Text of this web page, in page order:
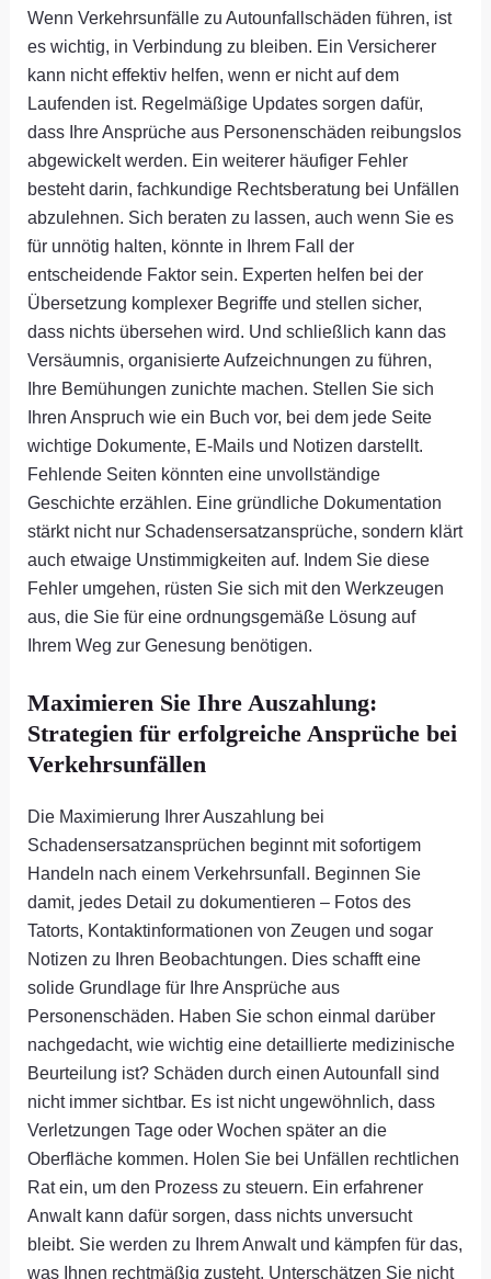
Wenn Verkehrsunfälle zu Autounfallschäden führen, ist
es wichtig, in Verbindung zu bleiben. Ein Versicherer
kann nicht effektiv helfen, wenn er nicht auf dem
Laufenden ist. Regelmäßige Updates sorgen dafür,
dass Ihre Ansprüche aus Personenschäden reibungslos
abgewickelt werden. Ein weiterer häufiger Fehler
besteht darin, fachkundige Rechtsberatung bei Unfällen
abzulehnen. Sich beraten zu lassen, auch wenn Sie es
für unnötig halten, könnte in Ihrem Fall der
entscheidende Faktor sein. Experten helfen bei der
Übersetzung komplexer Begriffe und stellen sicher,
dass nichts übersehen wird. Und schließlich kann das
Versäumnis, organisierte Aufzeichnungen zu führen,
Ihre Bemühungen zunichte machen. Stellen Sie sich
Ihren Anspruch wie ein Buch vor, bei dem jede Seite
wichtige Dokumente, E-Mails und Notizen darstellt.
Fehlende Seiten könnten eine unvollständige
Geschichte erzählen. Eine gründliche Dokumentation
stärkt nicht nur Schadensersatzansprüche, sondern klärt
auch etwaige Unstimmigkeiten auf. Indem Sie diese
Fehler umgehen, rüsten Sie sich mit den Werkzeugen
aus, die Sie für eine ordnungsgemäße Lösung auf
Ihrem Weg zur Genesung benötigen.
Maximieren Sie Ihre Auszahlung:
Strategien für erfolgreiche Ansprüche bei
Verkehrsunfällen
Die Maximierung Ihrer Auszahlung bei
Schadensersatzansprüchen beginnt mit sofortigem
Handeln nach einem Verkehrsunfall. Beginnen Sie
damit, jedes Detail zu dokumentieren – Fotos des
Tatorts, Kontaktinformationen von Zeugen und sogar
Notizen zu Ihren Beobachtungen. Dies schafft eine
solide Grundlage für Ihre Ansprüche aus
Personenschäden. Haben Sie schon einmal darüber
nachgedacht, wie wichtig eine detaillierte medizinische
Beurteilung ist? Schäden durch einen Autounfall sind
nicht immer sichtbar. Es ist nicht ungewöhnlich, dass
Verletzungen Tage oder Wochen später an die
Oberfläche kommen. Holen Sie bei Unfällen rechtlichen
Rat ein, um den Prozess zu steuern. Ein erfahrener
Anwalt kann dafür sorgen, dass nichts unversucht
bleibt. Sie werden zu Ihrem Anwalt und kämpfen für das,
was Ihnen rechtmäßig zusteht. Unterschätzen Sie nicht